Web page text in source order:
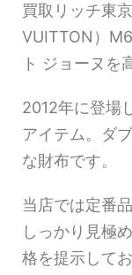
買取リッチ東
VUITTON）
ト ジョーヌを
2012年に登場
アイテム。ダ
な財布です。
当店では定番
しっかり見極
格を提示してお